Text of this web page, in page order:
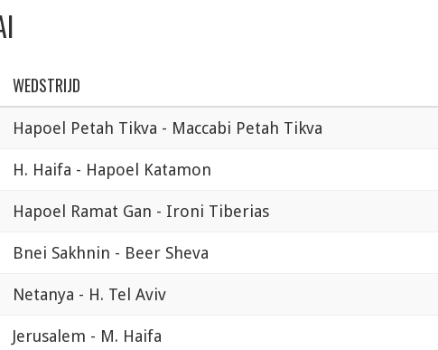
WEDSTRIJD
Hapoel Petah Tikva - Maccabi Petah Tikva
H. Haifa - Hapoel Katamon
Hapoel Ramat Gan - Ironi Tiberias
Bnei Sakhnin - Beer Sheva
Netanya - H. Tel Aviv
Jerusalem - M. Haifa